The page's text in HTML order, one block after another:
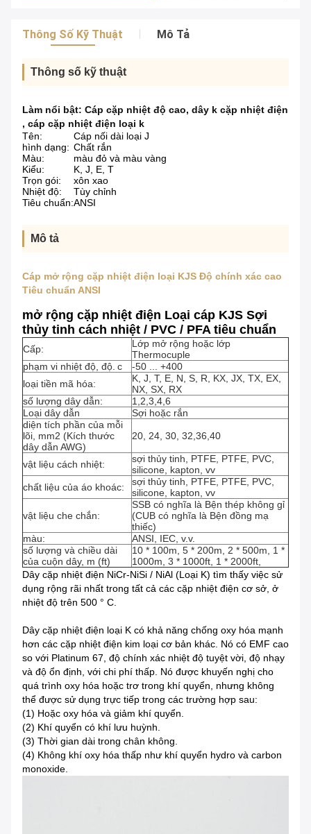
Thông Số Kỹ Thuật Mô Tả
Thông số kỹ thuật
Làm nổi bật: Cáp cặp nhiệt độ cao, dây k cặp nhiệt điện
, cáp cặp nhiệt điện loại k
Tên:
Cáp nối dài loại J
hình dạng: Chất rắn
Màu:
màu đỏ và màu vàng
Kiểu:
K, J, E, T
Trọn gói:
xôn xao
Nhiệt độ:
Tùy chỉnh
Tiêu chuẩn:ANSI
Mô tả
Cáp mở rộng cặp nhiệt điện loại KJS Độ chính xác cao
Tiêu chuẩn ANSI
mở rộng cặp nhiệt điện Loại cáp KJS Sợi
thủy tinh cách nhiệt / PVC / PFA tiêu chuẩn
Cấp:
Lớp mở rộng hoặc lớp
Thermocuple
phạm vi nhiệt độ, độ. c
-50 ... +400
loại tiền mã hóa:
K, J, T, E, N, S, R, KX, JX, TX, EX,
NX, SX, RX
số lượng dây dẫn:
1,2,3,4,6
Loại dây dẫn
Sợi hoặc rắn
diện tích phần của mỗi
lõi, mm2 (Kích thước
dây dẫn AWG)
20, 24, 30, 32,36,40
vật liệu cách nhiệt:
sợi thủy tinh, PTFE, PTFE, PVC,
silicone, kapton, vv
chất liệu của áo khoác:
sợi thủy tinh, PTFE, PTFE, PVC,
silicone, kapton, vv
vật liệu che chắn:
SSB có nghĩa là Bện thép không gỉ
(CUB có nghĩa là Bện đồng mạ
thiếc)
màu:
ANSI, IEC, v.v.
số lượng và chiều dài
của cuộn dây, m (ft)
10 * 100m, 5 * 200m, 2 * 500m, 1 *
1000m, 3 * 1000ft, 1 * 2000ft,
Dây cặp nhiệt điện NiCr-NiSi / NiAl (Loại K) tìm thấy việc sử
dụng rộng rãi nhất trong tất cả các cặp nhiệt điện cơ sở, ở
nhiệt độ trên 500 ° C.
Dây cặp nhiệt điện loại K có khả năng chống oxy hóa mạnh
hơn các cặp nhiệt điện kim loại cơ bản khác. Nó có EMF cao
so với Platinum 67, độ chính xác nhiệt độ tuyệt vời, độ nhạy
và độ ổn định, với chi phí thấp. Nó được khuyến nghị cho
quá trình oxy hóa hoặc trơ trong khí quyển, nhưng không
thể được sử dụng trực tiếp trong các trường hợp sau:
(1) Hoặc oxy hóa và giảm khí quyển.
(2) Khí quyển có khí lưu huỳnh.
(3) Thời gian dài trong chân không.
(4) Không khí oxy hóa thấp như khí quyển hydro và carbon
monoxide.